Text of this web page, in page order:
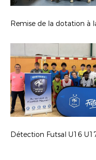
Détection Futsal U16